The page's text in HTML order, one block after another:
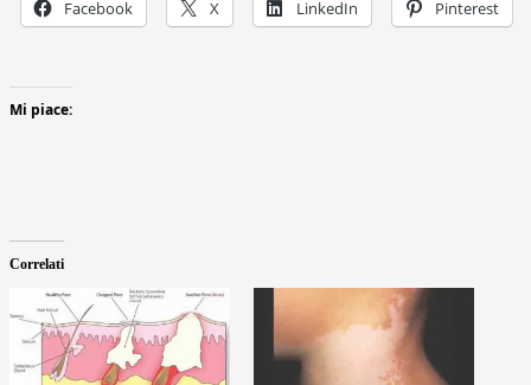
Facebook X LinkedIn Pinterest
Mi piace:
Correlati